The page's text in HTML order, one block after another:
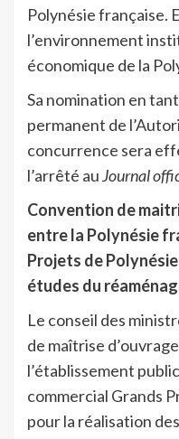
Polynésie française.
l’environnement
économique de la
Sa nomination en
permanent de
concurrence sera
l’arrêté auJournal
Convention de
entre la Polynésie
Projets de
études du
Le conseil des
de maîtrise
l’établissement
commercial Grands
pour la réalisation